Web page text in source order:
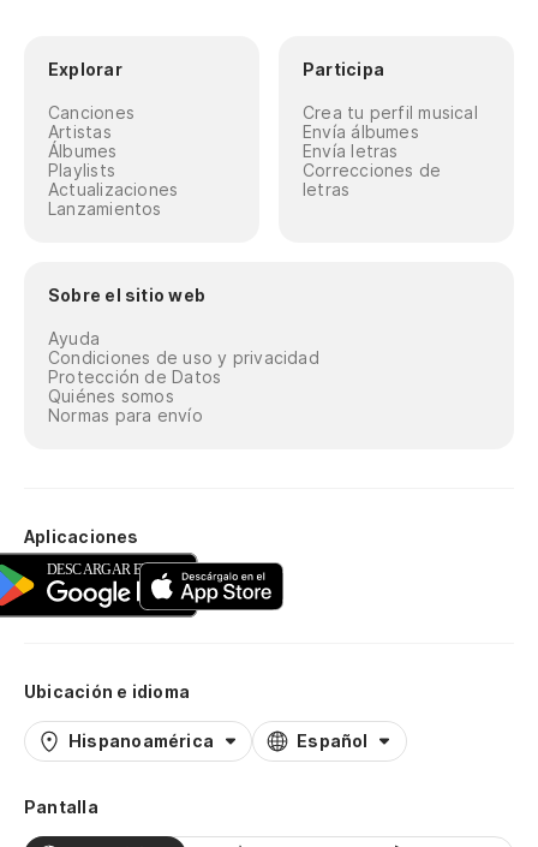
Explorar
Canciones
Artistas
Álbumes
Playlists
Actualizaciones
Lanzamientos
Participa
Crea tu perfil musical
Envía álbumes
Envía letras
Correcciones de
letras
Sobre el sitio web
Ayuda
Condiciones de uso y privacidad
Protección de Datos
Quiénes somos
Normas para envío
Aplicaciones
Ubicación e idioma
Hispanoamérica Español
Pantalla